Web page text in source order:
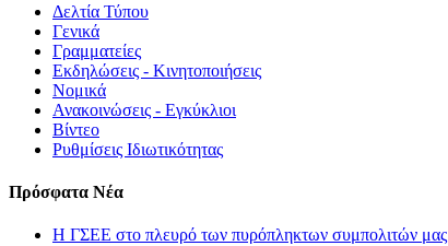
Δελτία Τύπου
Γενικά
Γραμματείες
Εκδηλώσεις - Κινητοποιήσεις
Νομικά
Ανακοινώσεις - Εγκύκλιοι
Βίντεο
Ρυθμίσεις Ιδιωτικότητας
Πρόσφατα Νέα
H ΓΣΕΕ στο πλευρό των πυρόπληκτων συμπολιτών μας